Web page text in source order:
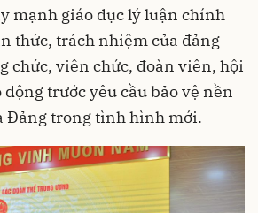
mạnh giáo dục lý luận chính
thức, trách nhiệm của đảng
chức, viên chức, đoàn viên, hội
trước yêu cầu bảo vệ nền
Đảng trong tình hình mới.